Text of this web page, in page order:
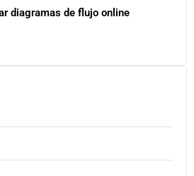
diagramas de flujo online